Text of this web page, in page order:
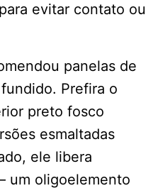
evitar contato ou
panelas de
Prefira o
preto fosco
esmaltadas
ele libera
um oligoelemento